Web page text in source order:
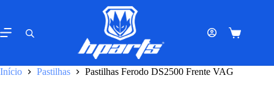
o
conteúdo
Carrinho
Início
Pastilhas Pastilhas Ferodo DS2500 Frente VAG